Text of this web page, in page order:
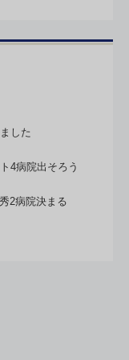
した
4病院出そろう
2病院決まる